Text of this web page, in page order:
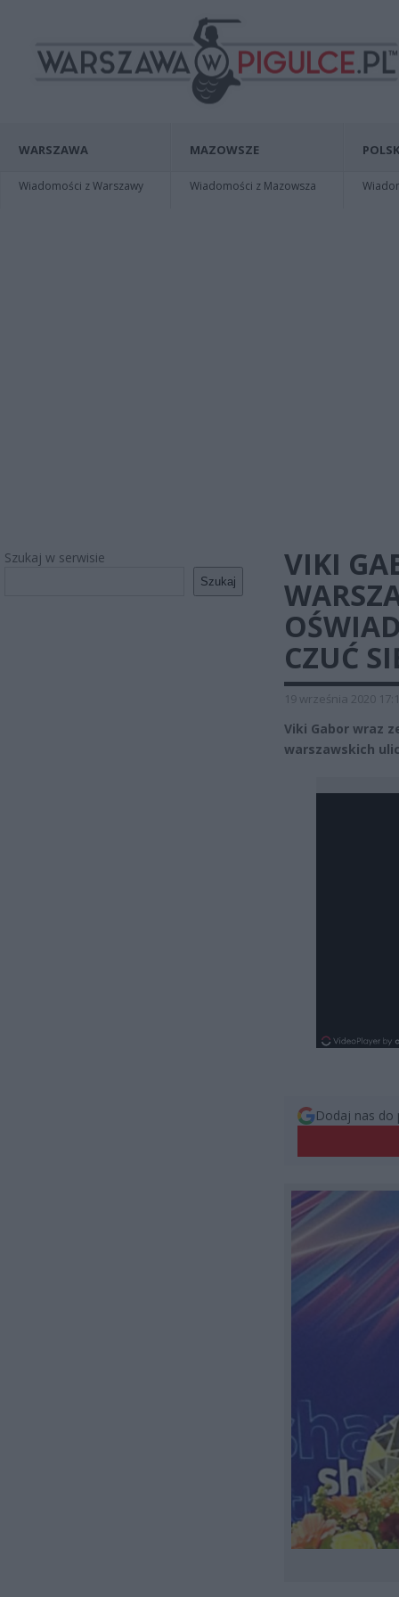
WARSZAWA
Wiadomości z Warszawy
MAZOWSZE
Wiadomości z Mazowsza
Szukaj w serwisie
Szukaj
VIKI
CZUĆ
19 września 2020
Viki Gabor wraz
warszawskich
Dodaj nas do